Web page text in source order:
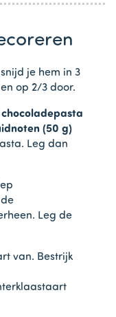
je hem in 3
op 2/3 door.
chocoladepasta
(50 g)
Leg dan
Leg de
van. Bestrijk